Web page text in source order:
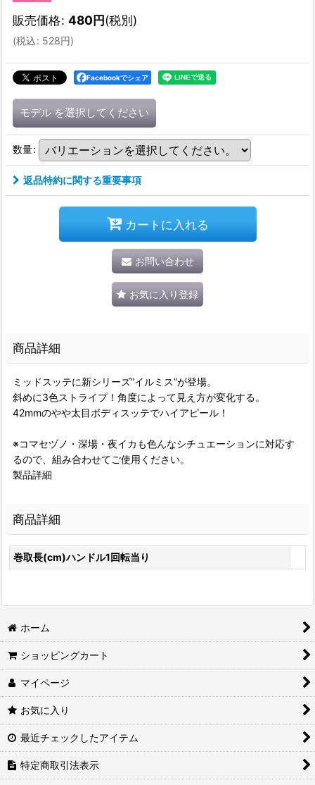
販売価格: 480円(税別)
(税込: 528円)
Facebookでシェア
モデル を選択してください
数量:
返品特約に関する重要事項
カートに入れる
お問い合わせ
お気に入り登録
商品詳細
ミッドスッテに新シリーズ”イルミス”が登場。
斜めに3色ストライプ！角度によって見え方が変化する。
42mmのやや太目ボディスッテでハイアピール！
※コマセヅノ・深場・夜イカも色んなシチュエーションに対応す
るので、組み合わせてご使用ください。
製品詳細
商品詳細
巻取長(cm)ハンドル1回転当り
ホーム
ショッピングカート
マイページ
お気に入り
最近チェックしたアイテム
特定商取引法表示